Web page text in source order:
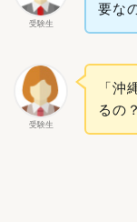
受験生
要な
受験生
「沖
るの